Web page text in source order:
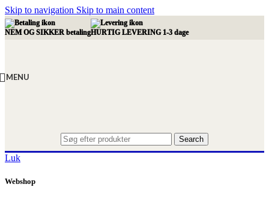
Skip to navigation Skip to main content
NEM OG SIKKER betalingHURTIG LEVERING 1-3 dage
MENU
Search
Luk
Webshop